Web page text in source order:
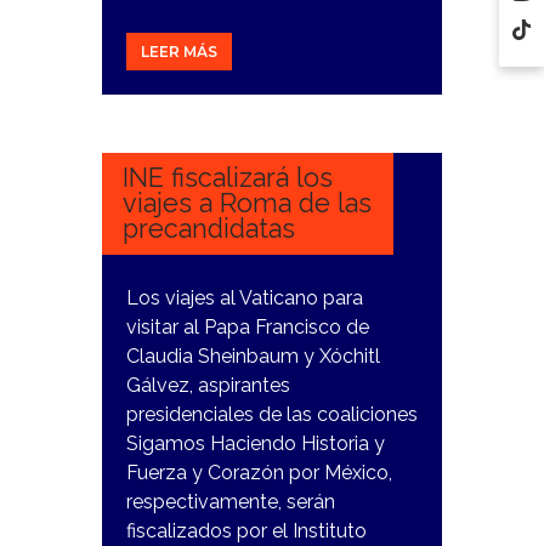
LEER MÁS
16
INE fiscalizará los
viajes a Roma de las
precandidatas
Los viajes al Vaticano para
visitar al Papa Francisco de
Claudia Sheinbaum y Xóchitl
Gálvez, aspirantes
presidenciales de las coaliciones
Sigamos Haciendo Historia y
Fuerza y Corazón por México,
respectivamente, serán
fiscalizados por el Instituto